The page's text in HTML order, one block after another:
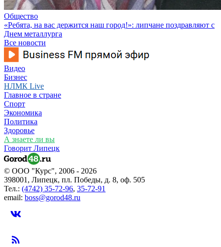
Общество
«Ребята, на вас держится наш город!»: липчане поздравляют с
Днем металлурга
Все новости
Видео
Бизнес
НЛМК Live
Главное в стране
Спорт
Экономика
Политика
Здоровье
А знаете ли вы
Говорит Липецк
© ООО "Курс", 2006 - 2026
398001, Липецк, пл. Победы, д. 8, оф. 505
Тел.: (4742) 35-72-96, 35-72-91
email: boss@gorod48.ru